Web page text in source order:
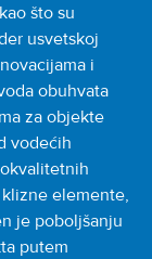
što su
usvetskoj
i
obuhvata
za objekte
vodećih
elemente,
je poboljšanju
putem